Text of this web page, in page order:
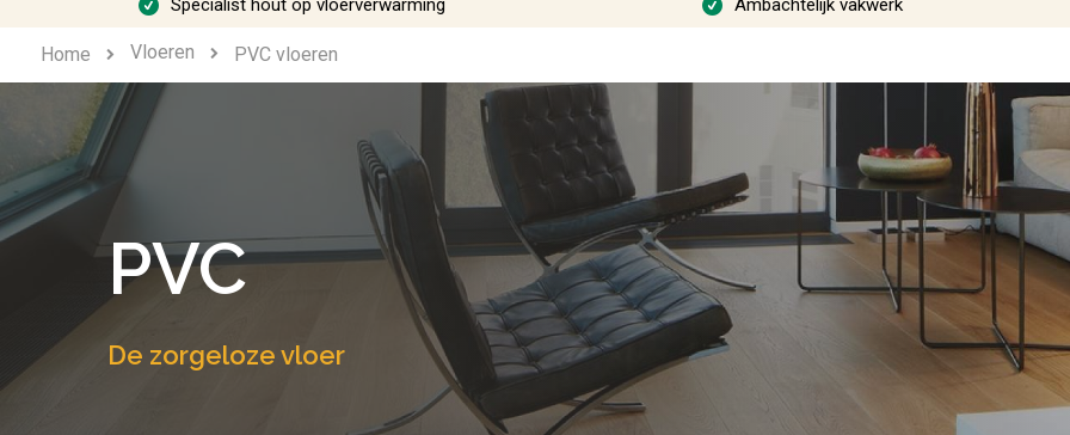
Specialist hout op vloerverwarming Ambachtelijk vakwerk
Home Vloeren PVC vloeren
PVC
De zorgeloze vloer